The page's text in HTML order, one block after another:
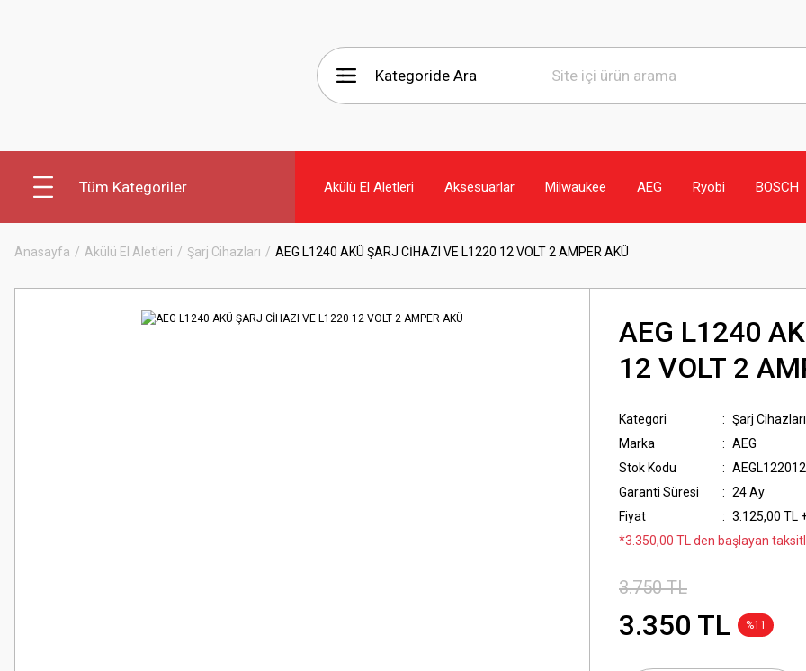
Tüm Kategoriler Akülü El Aletleri Aksesuarlar Milwaukee AEG Ryobi BOSCH
Anasayfa Akülü El Aletleri Şarj Cihazları AEG L1240 AKÜ ŞARJ CİHAZI VE L1220 12 VOLT 2 AMPER AKÜ
AEG L1240
12 VOLT 2
Kategori
Şarj Cihazları
Marka
AEG
Stok Kodu
Garanti Süresi
24 Ay
Fiyat
3.125,00 TL
*3.350,00 TL den başlayan
3.750 TL
3.350 TL %11